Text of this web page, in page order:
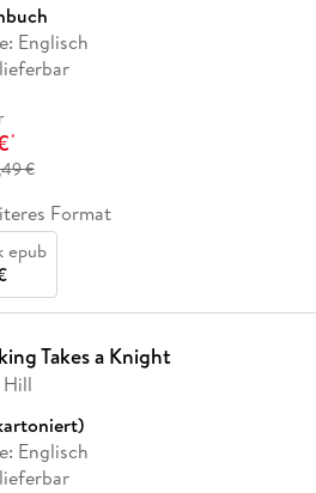
Englisch
*
€
Format
epub
Takes a Knight
Hill
Englisch